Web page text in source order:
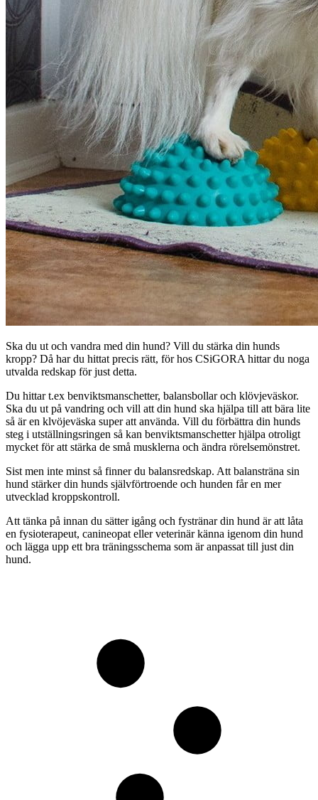
Ska du ut och vandra med din hund? Vill du stärka din hunds
kropp? Då har du hittat precis rätt, för hos CSiGORA hittar du noga
utvalda redskap för just detta.
Du hittar t.ex benviktsmanschetter, balansbollar och klövjeväskor.
Ska du ut på vandring och vill att din hund ska hjälpa till att bära lite
så är en klvöjeväska super att använda. Vill du förbättra din hunds
steg i utställningsringen så kan benviktsmanschetter hjälpa otroligt
mycket för att stärka de små musklerna och ändra rörelsemönstret.
Sist men inte minst så finner du balansredskap. Att balansträna sin
hund stärker din hunds självförtroende och hunden får en mer
utvecklad kroppskontroll.
Att tänka på innan du sätter igång och fystränar din hund är att låta
en fysioterapeut, canineopat eller veterinär känna igenom din hund
och lägga upp ett bra träningsschema som är anpassat till just din
hund.